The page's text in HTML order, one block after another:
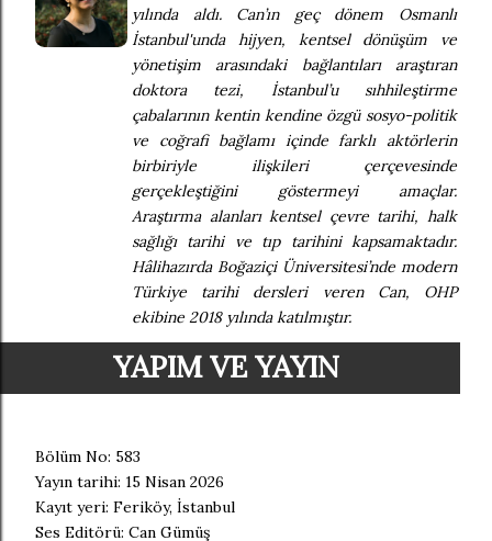
yılında aldı. Can’ın geç dönem Osmanlı
İstanbul'unda hijyen, kentsel dönüşüm ve
yönetişim arasındaki bağlantıları araştıran
doktora tezi, İstanbul’u sıhhileştirme
çabalarının kentin kendine özgü sosyo-politik
ve coğrafi bağlamı içinde farklı aktörlerin
birbiriyle ilişkileri çerçevesinde
gerçekleştiğini göstermeyi amaçlar.
Araştırma alanları kentsel çevre tarihi, halk
sağlığı tarihi ve tıp tarihini kapsamaktadır.
Hâlihazırda Boğaziçi Üniversitesi’nde modern
Türkiye tarihi dersleri veren Can, OHP
ekibine 2018 yılında katılmıştır.
YAPIM VE YAYIN
Bölüm No: 583
Yayın tarihi: 15 Nisan 2026
Kayıt yeri: Feriköy, İstanbul
Ses Editörü: Can Gümüş